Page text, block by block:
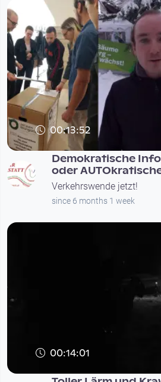
00:13:52
Demokratische
oder
Verkehrswende jetzt!
since 6 months 1 week
00:14:01